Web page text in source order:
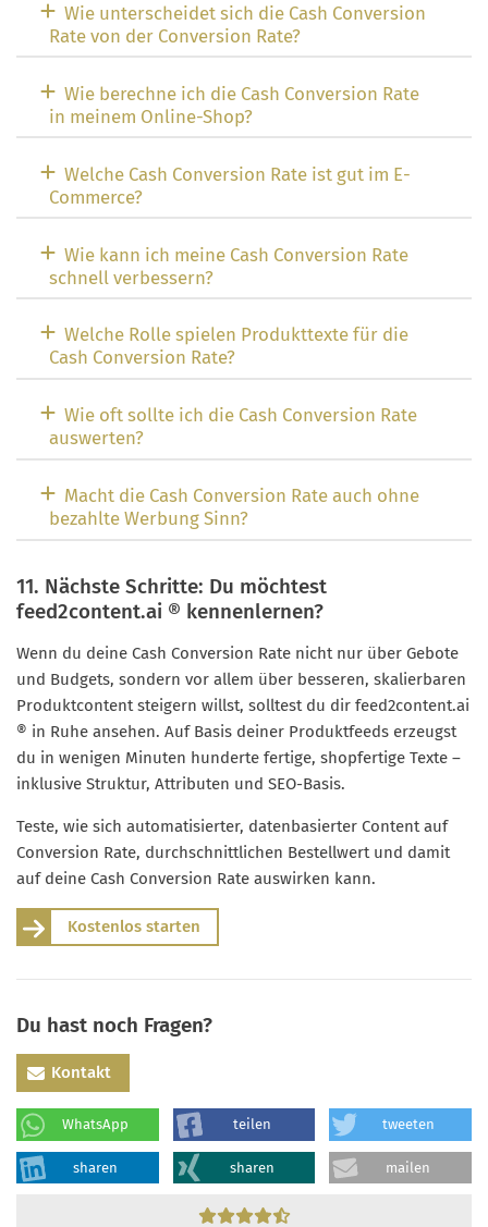
Wie unterscheidet sich die Cash Conversion
Rate von der Conversion Rate?
Wie berechne ich die Cash Conversion Rate
in meinem Online-Shop?
Welche Cash Conversion Rate ist gut im E-
Commerce?
Wie kann ich meine Cash Conversion Rate
schnell verbessern?
Welche Rolle spielen Produkttexte für die
Cash Conversion Rate?
Wie oft sollte ich die Cash Conversion Rate
auswerten?
Macht die Cash Conversion Rate auch ohne
bezahlte Werbung Sinn?
11. Nächste Schritte: Du möchtest
feed2content.ai ® kennenlernen?
Wenn du deine Cash Conversion Rate nicht nur über Gebote
und Budgets, sondern vor allem über besseren, skalierbaren
Produktcontent steigern willst, solltest du dir feed2content.ai
® in Ruhe ansehen. Auf Basis deiner Produktfeeds erzeugst
du in wenigen Minuten hunderte fertige, shopfertige Texte –
inklusive Struktur, Attributen und SEO-Basis.
Teste, wie sich automatisierter, datenbasierter Content auf
Conversion Rate, durchschnittlichen Bestellwert und damit
auf deine Cash Conversion Rate auswirken kann.
Kostenlos starten
Du hast noch Fragen?
Kontakt
WhatsApp teilen tweeten
sharen sharen mailen